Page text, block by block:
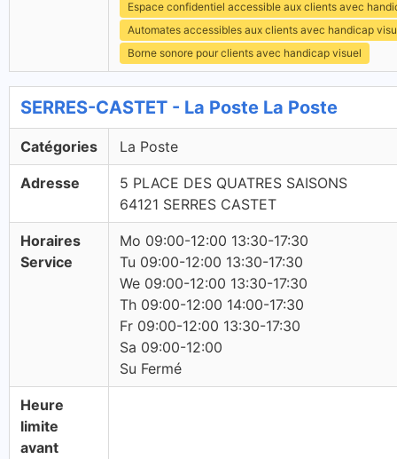
Espace confidentiel accessible aux clients avec
Automates accessibles aux clients avec handicap
Borne sonore pour clients avec handicap visuel
SERRES-CASTET - La Poste La Poste
Catégories La Poste
Adresse
5 PLACE DES QUATRES SAISONS
64121 SERRES CASTET
Horaires
Service
Mo 09:00-12:00 13:30-17:30
Tu 09:00-12:00 13:30-17:30
We 09:00-12:00 13:30-17:30
Th 09:00-12:00 14:00-17:30
Fr 09:00-12:00 13:30-17:30
Sa 09:00-12:00
Su Fermé
Heure
limite
avant